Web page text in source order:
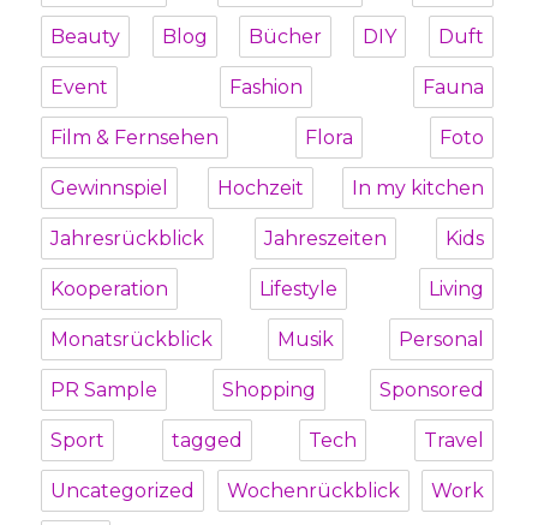
Beauty Blog Bücher DIY Duft
Event Fashion Fauna
Film & Fernsehen Flora Foto
Gewinnspiel Hochzeit In my kitchen
Jahresrückblick Jahreszeiten Kids
Kooperation Lifestyle Living
Monatsrückblick Musik Personal
PR Sample Shopping Sponsored
Sport tagged Tech Travel
Uncategorized Wochenrückblick Work